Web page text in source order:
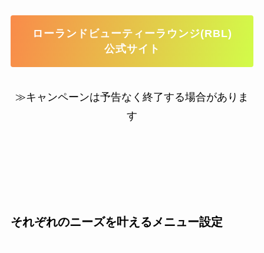
ローランドビューティーラウンジ(RBL)
公式サイト
≫キャンペーンは予告なく終了する場合がありま
す
それぞれのニーズを叶えるメニュー設定